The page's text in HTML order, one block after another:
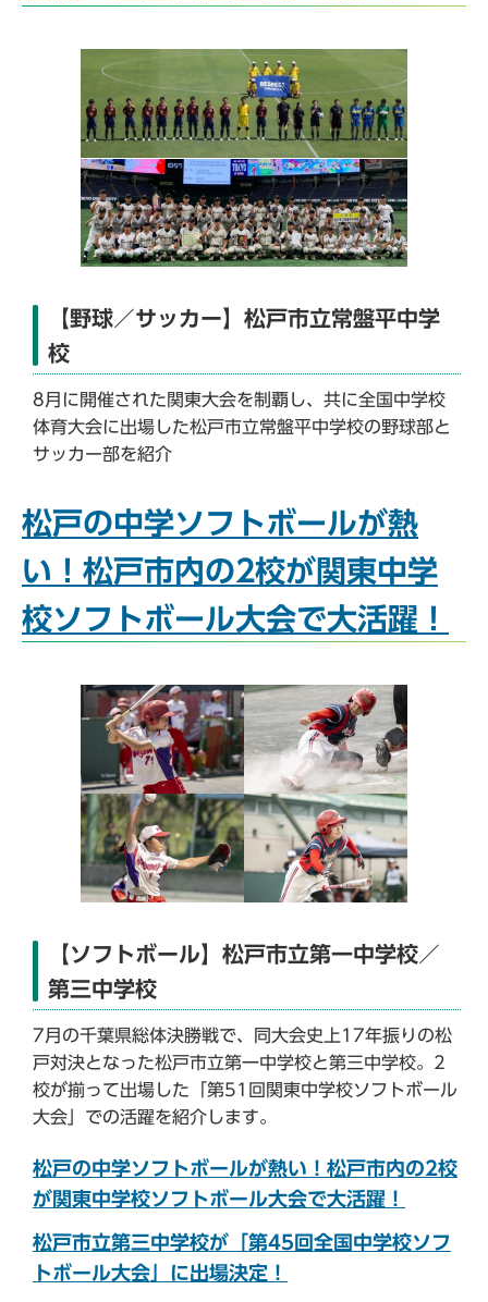
【野球／サッカー】松戸市立常盤平中学
校
8月に開催された関東大会を制覇し、共に全国中学校
体育大会に出場した松戸市立常盤平中学校の野球部と
サッカー部を紹介
松戸の中学ソフトボールが熱
い！松戸市内の2校が関東中学
校ソフトボール大会で大活躍！
【ソフトボール】松戸市立第一中学校／
第三中学校
7月の千葉県総体決勝戦で、同大会史上17年振りの松
戸対決となった松戸市立第一中学校と第三中学校。2
校が揃って出場した「第51回関東中学校ソフトボール
大会」での活躍を紹介します。
松戸の中学ソフトボールが熱い！松戸市内の2校
が関東中学校ソフトボール大会で大活躍！
松戸市立第三中学校が「第45回全国中学校ソフ
トボール大会」に出場決定！